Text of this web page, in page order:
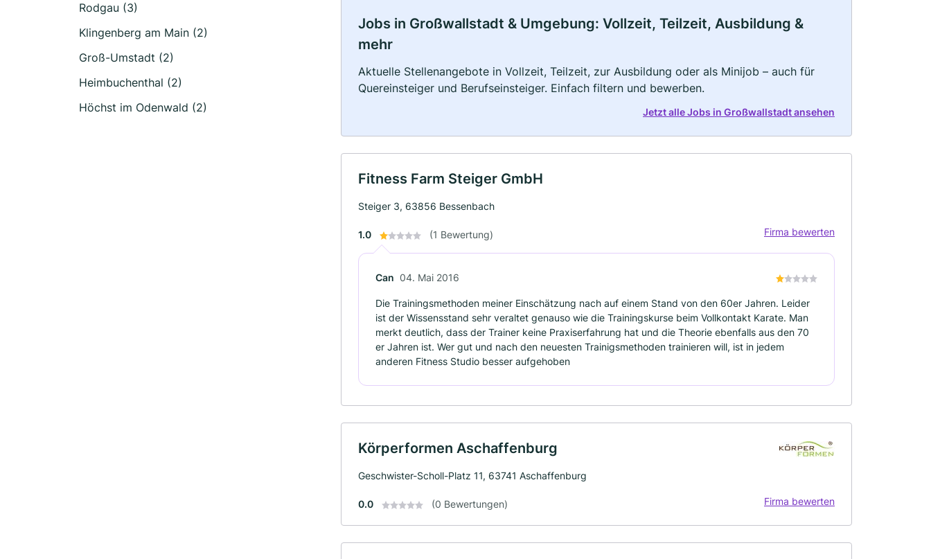
Rodgau (3)
Klingenberg am Main (2)
Groß-Umstadt (2)
Heimbuchenthal (2)
Höchst im Odenwald (2)
Jobs in Großwallstadt & Umgebung: Vollzeit, Teilzeit, Ausbildung &
mehr
Aktuelle Stellenangebote in Vollzeit, Teilzeit, zur Ausbildung oder als Minijob – auch für
Quereinsteiger und Berufseinsteiger. Einfach filtern und bewerben.
Jetzt alle Jobs in Großwallstadt ansehen
Fitness Farm Steiger GmbH
Steiger 3, 63856 Bessenbach
1.0 (1 Bewertung) Firma bewerten
Can 04. Mai 2016
Die Trainingsmethoden meiner Einschätzung nach auf einem Stand von den 60er Jahren. Leider
ist der Wissensstand sehr veraltet genauso wie die Trainingskurse beim Vollkontakt Karate. Man
merkt deutlich, dass der Trainer keine Praxiserfahrung hat und die Theorie ebenfalls aus den 70
er Jahren ist. Wer gut und nach den neuesten Trainigsmethoden trainieren will, ist in jedem
anderen Fitness Studio besser aufgehoben
Körperformen Aschaffenburg
Geschwister-Scholl-Platz 11, 63741 Aschaffenburg
0.0 (0 Bewertungen) Firma bewerten